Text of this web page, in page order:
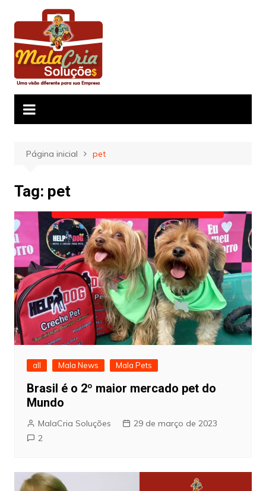
para
conteúdo
Página inicial pet
Tag: pet
all Mala News Mala Pets
Brasil é o 2º maior mercado pet do
Mundo
MalaCria Soluções
29 de março de 2023
2